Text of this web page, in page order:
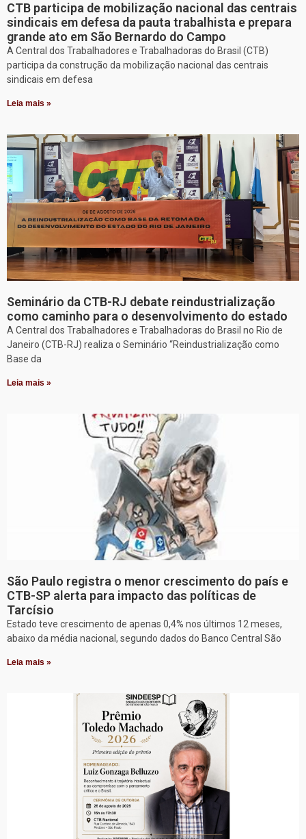
CTB participa de mobilização nacional das centrais
sindicais em defesa da pauta trabalhista e prepara
grande ato em São Bernardo do Campo
A Central dos Trabalhadores e Trabalhadoras do Brasil (CTB)
participa da construção da mobilização nacional das centrais
sindicais em defesa
Leia mais »
Seminário da CTB-RJ debate reindustrialização
como caminho para o desenvolvimento do estado
A Central dos Trabalhadores e Trabalhadoras do Brasil no Rio de
Janeiro (CTB-RJ) realiza o Seminário “Reindustrialização como
Base da
Leia mais »
São Paulo registra o menor crescimento do país e
CTB-SP alerta para impacto das políticas de
Tarcísio
Estado teve crescimento de apenas 0,4% nos últimos 12 meses,
abaixo da média nacional, segundo dados do Banco Central São
Leia mais »